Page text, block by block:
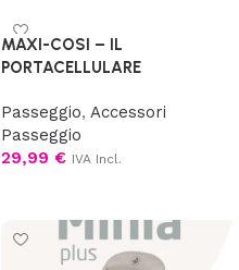
MAXI-COSI – IL
PORTACELLULARE
Passeggio, Accessori
Passeggio
29,99 € IVA Incl.